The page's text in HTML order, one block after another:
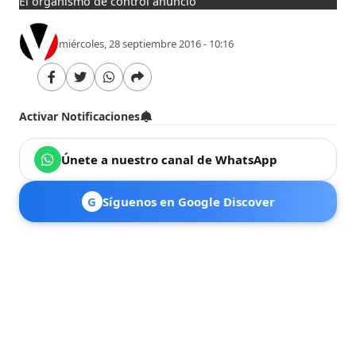
miércoles, 28 septiembre 2016 - 10:16
Activar Notificaciones
Únete a nuestro canal de WhatsApp
G Síguenos en Google Discover